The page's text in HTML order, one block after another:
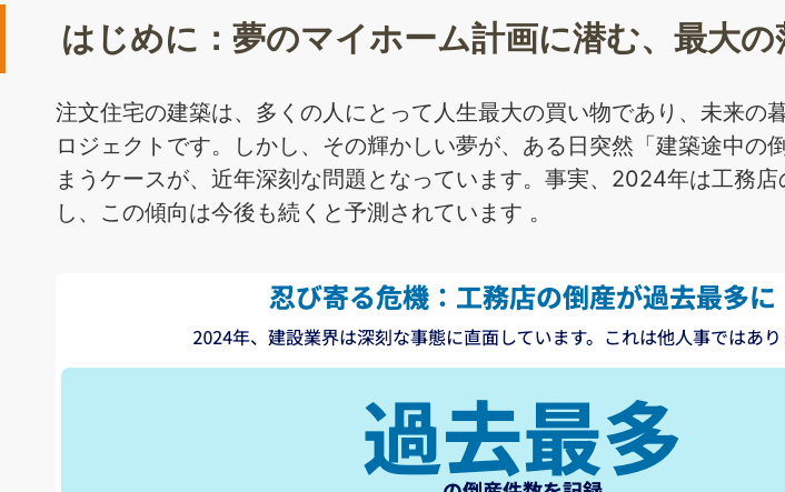
はじめに：夢のマイホーム計画に潜む、最大の
注文住宅の建築は、多くの人にとって人生最大の買い物であり、未来の
ロジェクトです。しかし、その輝かしい夢が、ある日突然「建築途中の
まうケースが、近年深刻な問題となっています。事実、2024年は工務
し、この傾向は今後も続くと予測されています 。